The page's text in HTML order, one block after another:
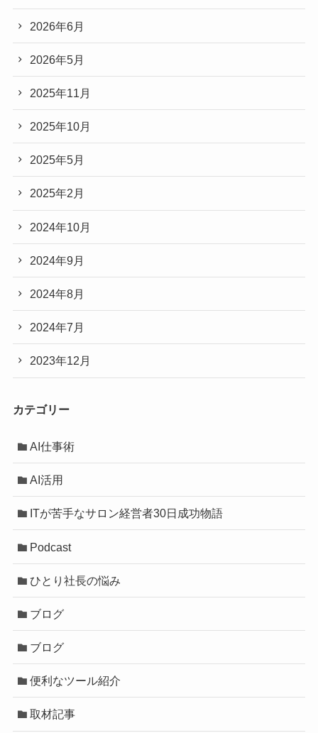
2026年6月
2026年5月
2025年11月
2025年10月
2025年5月
2025年2月
2024年10月
2024年9月
2024年8月
2024年7月
2023年12月
カテゴリー
AI仕事術
AI活用
ITが苦手なサロン経営者30日成功物語
Podcast
ひとり社長の悩み
ブログ
ブログ
便利なツール紹介
取材記事